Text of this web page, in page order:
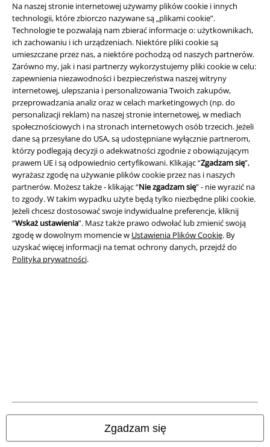
Na naszej stronie internetowej używamy plików cookie i innych
technologii, które zbiorczo nazywane są „plikami cookie”.
Technologie te pozwalają nam zbierać informacje o: użytkownikach,
ich zachowaniu i ich urządzeniach. Niektóre pliki cookie są
umieszczane przez nas, a niektóre pochodzą od naszych partnerów.
Zarówno my, jak i nasi partnerzy wykorzystujemy pliki cookie w celu:
zapewnienia niezawodności i bezpieczeństwa naszej witryny
internetowej, ulepszania i personalizowania Twoich zakupów,
przeprowadzania analiz oraz w celach marketingowych (np. do
personalizacji reklam) na naszej stronie internetowej, w mediach
społecznościowych i na stronach internetowych osób trzecich. Jeżeli
dane są przesyłane do USA, są udostępniane wyłącznie partnerom,
którzy podlegają decyzji o adekwatności zgodnie z obowiązującym
prawem UE i są odpowiednio certyfikowani. Klikając “Zgadzam się”,
wyrażasz zgodę na używanie plików cookie przez nas i naszych
partnerów. Możesz także - klikając “Nie zgadzam się” - nie wyrazić na
to zgody. W takim wypadku użyte będą tylko niezbędne pliki cookie.
Jeżeli chcesz dostosować swoje indywidualne preferencje, kliknij
“Wskaż ustawienia”. Masz także prawo odwołać lub zmienić swoją
zgodę w dowolnym momencie w Ustawienia Plików Cookie. By
uzyskać więcej informacji na temat ochrony danych, przejdź do
Polityka prywatności.
Zgadzam się
Informacje prawne
Regulamin
Dane firmy
Polityka prywatności
Unieszkodliwianie odpadów i ochrona środowiska
Deklaracja Zgodności